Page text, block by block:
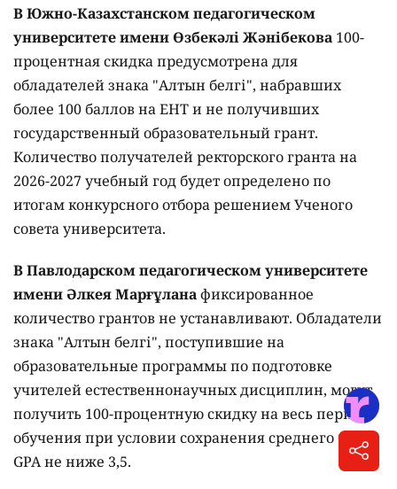
В Южно-Казахстанском педагогическом
университете имени Өзбекәлі Жәнібекова 100-
процентная скидка предусмотрена для
обладателей знака "Алтын белгі", набравших
более 100 баллов на ЕНТ и не получивших
государственный образовательный грант.
Количество получателей ректорского гранта на
2026-2027 учебный год будет определено по
итогам конкурсного отбора решением Ученого
совета университета.
В Павлодарском педагогическом университете
имени Әлкея Марғұланафиксированное
количество грантов не устанавливают. Обладатели
знака "Алтын белгі", поступившие на
образовательные программы по подготовке
учителей естественнонаучных дисциплин, могут
получить 100-процентную скидку на весь период
обучения при условии сохранения среднего балла
GPA не ниже 3,5.